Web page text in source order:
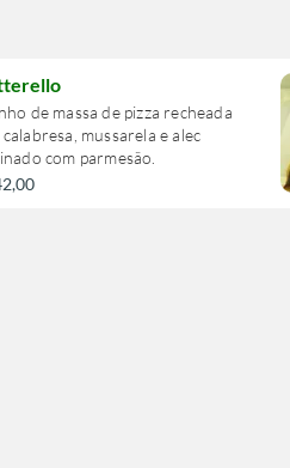
de massa de pizza recheada
mussarela e alec
com parmesão.